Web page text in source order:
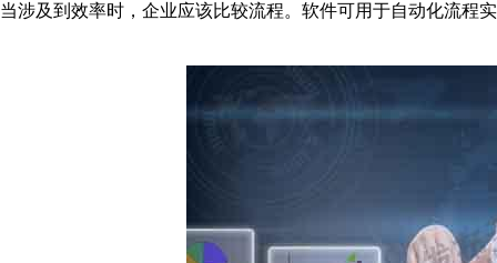
当涉及到效率时，企业应该比较流程。软件可用于自动化流程